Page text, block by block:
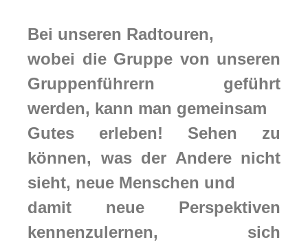
Bei unseren Radtouren,
wobei die Gruppe von unseren
Gruppenführern geführt
werden, kann man gemeinsam
Gutes erleben! Sehen zu
können, was der Andere nicht
sieht, neue Menschen und
damit neue Perspektiven
kennenzulernen, sich